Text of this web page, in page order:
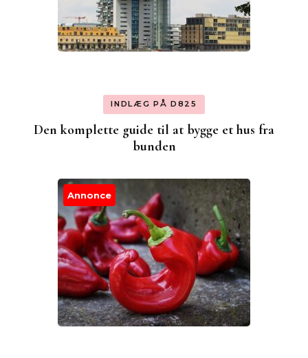
INDLÆG PÅ D825
Den komplette guide til at bygge et hus fra
bunden
Annonce